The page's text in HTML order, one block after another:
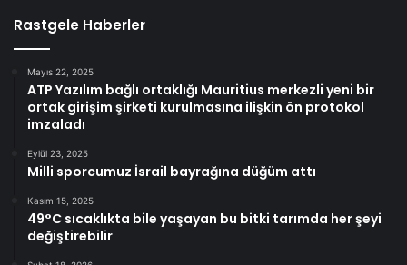
Rastgele Haberler
Mayıs 22, 2025
ATP Yazılım bağlı ortaklığı Mauritius merkezli yeni bir
ortak girişim şirketi kurulmasına ilişkin ön protokol
imzaladı
Eylül 23, 2025
Milli sporcumuz İsrail bayrağına düğüm attı
Kasım 15, 2025
49°C sıcaklıkta bile yaşayan bu bitki tarımda her şeyi
değiştirebilir